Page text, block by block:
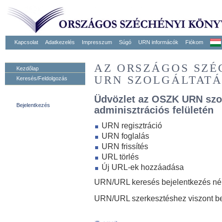
Kapcsolat Adatkezelés Impresszum Súgó URN informácók Fiókom
Kezdőlap
Keresés/Feldolgozás
Bejelentkezés
AZ ORSZÁGOS
URN
Üdvözlet az OSZK URN
adminisztrációs felületén
URN regisztráció
URN foglalás
URN frissítés
URL törlés
Új URL-ek hozzáadása
URN/URL keresés bejelentkezés
URN/URL szerkesztéshez viszont